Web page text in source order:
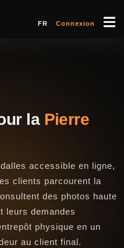
FR Connexion
la Pierre
accessible en ligne,
clients parcourent la
des photos haute
leurs demandes
physique en un
au client final.